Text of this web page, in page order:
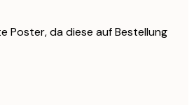
Poster, da diese auf Bestellung